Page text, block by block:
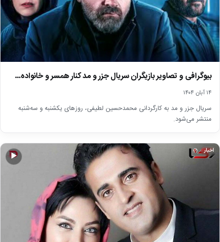
بیوگرافی و تصاویر بازیگران سریال جزر و مد کنار همسر و خانواده…
۱۴ آبان ۱۴۰۴
سریال جزر و مد به کارگردانی محمدحسین لطیفی، روزهای یکشنبه و سه‌شنبه
منتشر می‌شود.
▶
اخبار